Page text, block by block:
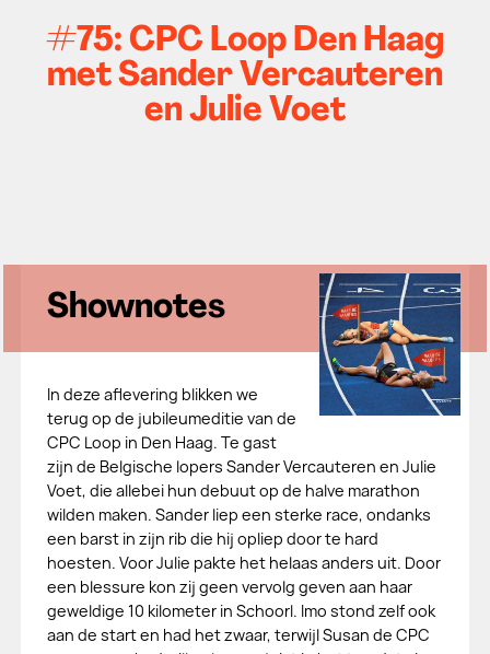
#75: CPC Loop Den Haag
met Sander Vercauteren
en Julie Voet
Shownotes
In deze aflevering blikken we
terug op de jubileumeditie van de
CPC Loop in Den Haag. Te gast
zijn de Belgische lopers Sander Vercauteren en Julie
Voet, die allebei hun debuut op de halve marathon
wilden maken. Sander liep een sterke race, ondanks
een barst in zijn rib die hij opliep door te hard
hoesten. Voor Julie pakte het helaas anders uit. Door
een blessure kon zij geen vervolg geven aan haar
geweldige 10 kilometer in Schoorl. Imo stond zelf ook
aan de start en had het zwaar, terwijl Susan de CPC